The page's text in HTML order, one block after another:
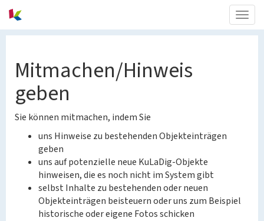
Mitmachen/Hinweis
geben
Sie können mitmachen, indem Sie
uns Hinweise zu bestehenden Objekteinträgen
geben
uns auf potenzielle neue KuLaDig-Objekte
hinweisen, die es noch nicht im System gibt
selbst Inhalte zu bestehenden oder neuen
Objekteinträgen beisteuern oder uns zum Beispiel
historische oder eigene Fotos schicken